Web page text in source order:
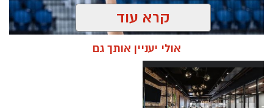
קרא עוד
אולי יעניין אותך גם